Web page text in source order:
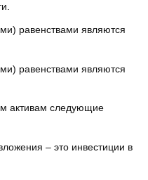
равенствами являются
равенствами являются
активам следующие
– это инвестиции в